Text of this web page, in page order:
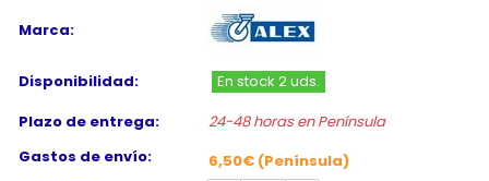
Marca:
Disponibilidad:
En stock 2 uds.
Plazo de entrega:
24-48 horas en Península
Gastos de envío:
6,50€ (Península)